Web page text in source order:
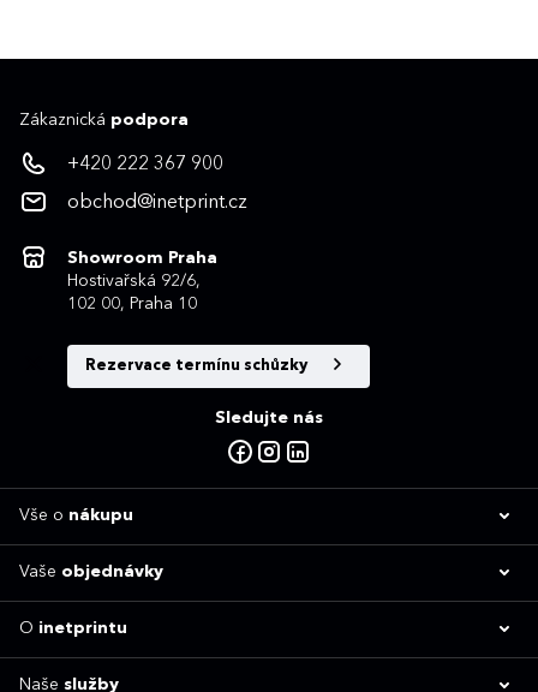
Zákaznická podpora
+420 222 367 900
obchod@inetprint.cz
Showroom Praha
Hostivařská 92/6,
102 00, Praha 10
Rezervace termínu schůzky
Sledujte nás
Vše o nákupu
Vaše objednávky
O inetprintu
Naše služby